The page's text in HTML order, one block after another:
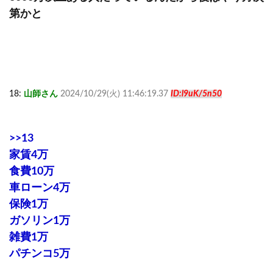
第かと
18: 山師さん 2024/10/29(火) 11:46:19.37 ID:l9uK/5n50
>>13
家賃4万
食費10万
車ローン4万
保険1万
ガソリン1万
雑費1万
パチンコ5万